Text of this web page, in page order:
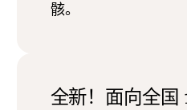
骸。
全新！面向全国